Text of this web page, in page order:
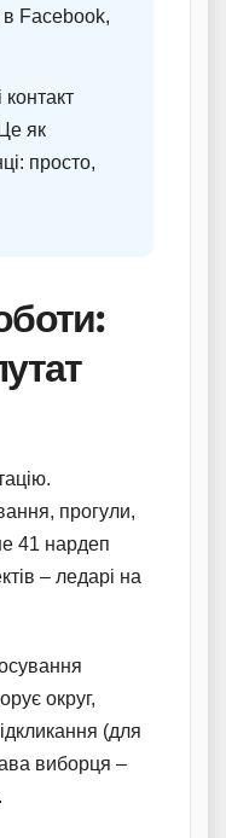
в Facebook,
контакт
як
просто,
прогули,
41 нардеп
– ледарі на
округ,
(для
виборця –